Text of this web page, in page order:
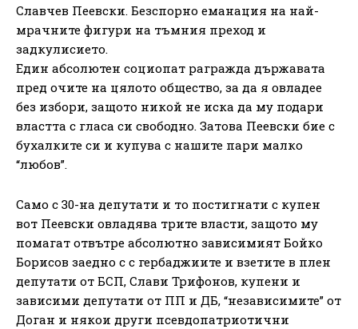
Славчев Пеевски. Безспорно еманация на най-
мрачните фигури на тъмния преход и
задкулисието.
Един абсолютен социопат рагражда държавата
пред очите на цялото общество, за да я овладее
без избори, защото никой не иска да му подари
властта с гласа си свободно. Затова Пеевски бие с
бухалките си и купува с нашите пари малко
“любов”.
Само с 30-на депутати и то постигнати с купен
вот Пеевски овладява трите власти, защото му
помагат отвътре абсолютно зависимият Бойко
Борисов заедно с с гербаджиите и взетите в плен
депутати от БСП, Слави Трифонов, купени и
зависими депутати от ПП и ДБ, “независимите” от
Доган и някои други псевдопатриотични